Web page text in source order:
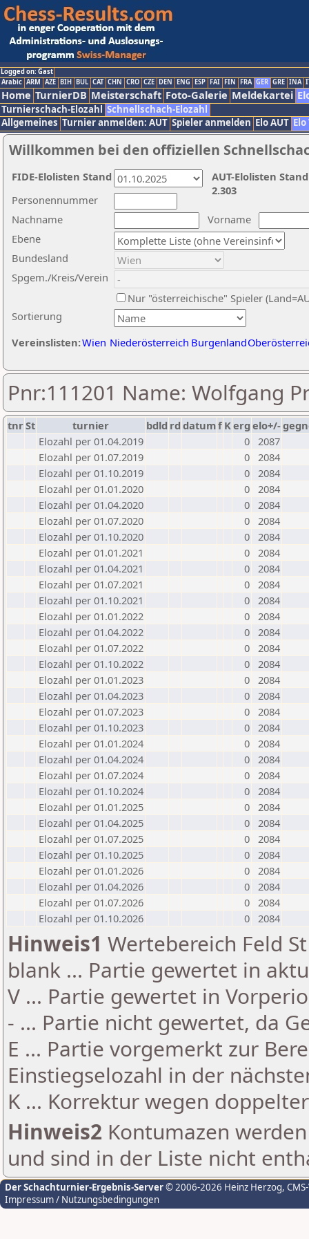
Logged on: Gast
Arabic ARM AZE BIH BUL CAT CHN CRO CZE DEN ENG ESP FAI FIN FRA GER GRE INA
Home TurnierDB Meisterschaft Foto-Galerie Meldekartei
Turnierschach-Elozahl Schnellschach-Elozahl
Allgemeines Turnier anmelden: AUT Spieler anmelden Elo AUT
Willkommen bei den offiziellen
Nachname
Vorname
Ebene
Sortierung
Personennummer
Bundesland
Spgem./Kreis/Verein
Nur "österreichische" Spieler
Vereinslisten:Wien Niederösterreich Burgenland
AUT-Elolisten
2.303
FIDE-Elolisten Stand
Pnr:111201 Name: Wolfgang
tnrSt turnier bdld rd datumf Kerg elo+/-
Elozahl per 01.04.2019
0 2087
Elozahl per 01.07.2019
0 2084
Elozahl per 01.10.2019
0 2084
Elozahl per 01.01.2020
0 2084
Elozahl per 01.04.2020
0 2084
Elozahl per 01.07.2020
0 2084
Elozahl per 01.10.2020
0 2084
Elozahl per 01.01.2021
0 2084
Elozahl per 01.04.2021
0 2084
Elozahl per 01.07.2021
0 2084
Elozahl per 01.10.2021
0 2084
Elozahl per 01.01.2022
0 2084
Elozahl per 01.04.2022
0 2084
Elozahl per 01.07.2022
0 2084
Elozahl per 01.10.2022
0 2084
Elozahl per 01.01.2023
0 2084
Elozahl per 01.04.2023
0 2084
Elozahl per 01.07.2023
0 2084
Elozahl per 01.10.2023
0 2084
Elozahl per 01.01.2024
0 2084
Elozahl per 01.04.2024
0 2084
Elozahl per 01.07.2024
0 2084
Elozahl per 01.10.2024
0 2084
Elozahl per 01.01.2025
0 2084
Elozahl per 01.04.2025
0 2084
Elozahl per 01.07.2025
0 2084
Elozahl per 01.10.2025
0 2084
Elozahl per 01.01.2026
0 2084
Elozahl per 01.04.2026
0 2084
Elozahl per 01.07.2026
0 2084
Elozahl per 01.10.2026
0 2084
Hinweis1 Wertebereich Feld
blank ... Partie gewertet in
V ... Partie gewertet in
- ... Partie nicht gewertet, da
E ... Partie vorgemerkt zur
Einstiegselozahl in der
K ... Korrektur wegen
Hinweis2 Kontumazen
und sind in der Liste nicht
Der Schachturnier-Ergebnis-Server© 2006-2026 Heinz Herzog,
Impressum / Nutzungsbedingungen